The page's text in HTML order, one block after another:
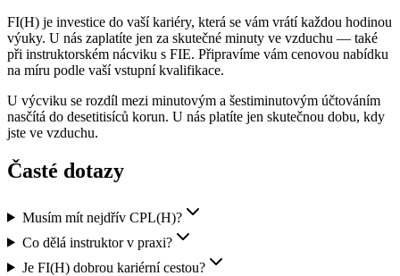
FI(H) je investice do vaší kariéry, která se vám vrátí každou hodinou
výuky. U nás zaplatíte jen za skutečné minuty ve vzduchu — také
při instruktorském nácviku s FIE. Připravíme vám cenovou nabídku
na míru podle vaší vstupní kvalifikace.
U výcviku se rozdíl mezi minutovým a šestiminutovým účtováním
nasčítá do desetitisíců korun. U nás platíte jen skutečnou dobu, kdy
jste ve vzduchu.
Časté dotazy
Musím mít nejdřív CPL(H)?
Co dělá instruktor v praxi?
Je FI(H) dobrou kariérní cestou?